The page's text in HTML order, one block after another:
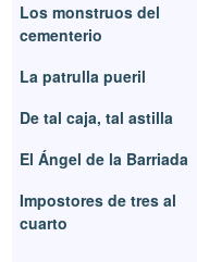
Los monstruos del
cementerio
La patrulla pueril
De tal caja, tal astilla
El Ángel de la Barriada
Impostores de tres al
cuarto